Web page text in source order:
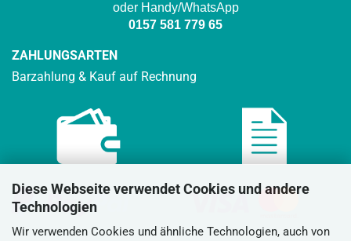
Diese Webseite verwendet Cookies und andere
Technologien
Wir verwenden Cookies und ähnliche Technologien, auch von
oder Handy/WhatsApp
0157 581 779 65
ZAHLUNGSARTEN
Barzahlung & Kauf auf Rechnung